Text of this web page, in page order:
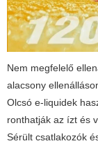
Nem megfelelő
alacsony
Olcsó e-liquidek
ronthatják az ízt és
Sérült csatlakozók